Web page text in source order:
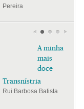
Pereira
A minha
mais
doce
Transnístria
Rui Barbosa Batista